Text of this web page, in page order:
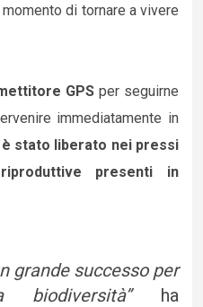
di tornare a vivere
GPS per seguirne
immediatamente in
stato liberato nei pressi
presenti in
grande successo per
ha